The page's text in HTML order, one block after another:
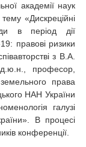
академії наук
«Дискреційні
в період дії
правові ризики
з В.А.
професор,
права
НАН України
галузі
В процесі
конференції.